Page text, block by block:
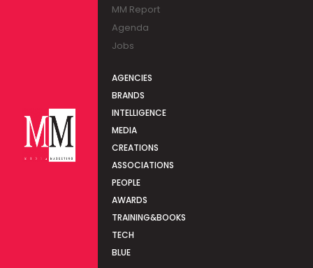
MM Report
Agenda
Jobs
AGENCIES
BRANDS
INTELLIGENCE
MEDIA
CREATIONS
ASSOCIATIONS
PEOPLE
AWARDS
TRAINING&BOOKS
TECH
BLUE